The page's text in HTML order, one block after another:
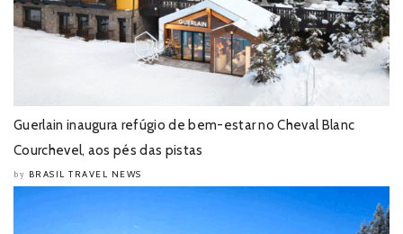
Guerlain inaugura refúgio de bem-estar no Cheval Blanc
Courchevel, aos pés das pistas
by BRASIL TRAVEL NEWS